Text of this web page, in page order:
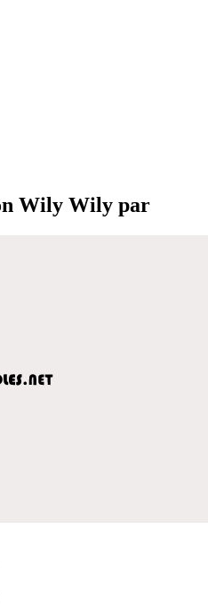
Wily Wily par